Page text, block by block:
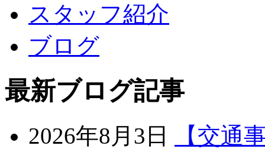
スタッフ紹介
ブログ
最新ブログ記事
2026年8月3日
【交通